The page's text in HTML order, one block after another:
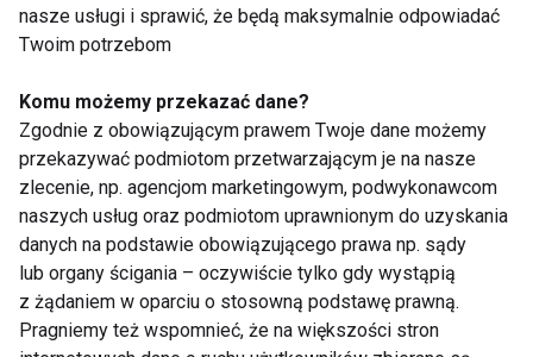
Klinika Implantologii -
nowoczesne
rozwiązania dla
zdrowego i pięknego
uśmiechu
Jakie zabiegi
stomatologiczne
pomogą Ci zadbać o
piękny uśmiech?
nasze usługi i sprawić, że będą maksymalnie odpowiadać
Twoim potrzebom
Komu możemy przekazać dane?
Zgodnie z obowiązującym prawem Twoje dane możemy
przekazywać podmiotom przetwarzającym je na nasze
zlecenie, np. agencjom marketingowym, podwykonawcom
naszych usług oraz podmiotom uprawnionym do uzyskania
danych na podstawie obowiązującego prawa np. sądy
lub organy ścigania – oczywiście tylko gdy wystąpią
z żądaniem w oparciu o stosowną podstawę prawną.
Pragniemy też wspomnieć, że na większości stron